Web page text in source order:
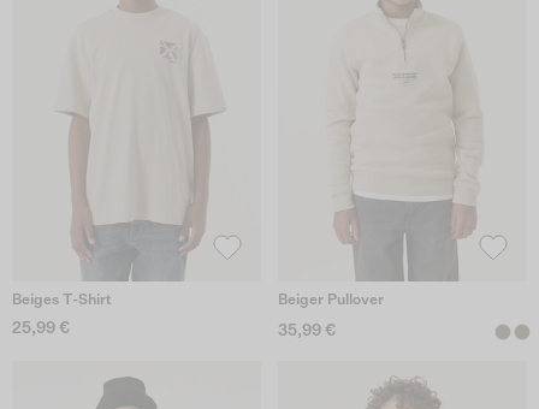
Beiges T-Shirt
25,99 €
Beiger Pullover
35,99 €